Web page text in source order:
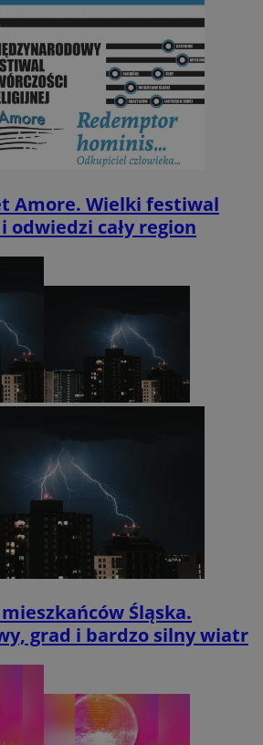
Amore. Wielki festiwal
odwiedzi cały region
Śląska.
grad i bardzo silny wiatr